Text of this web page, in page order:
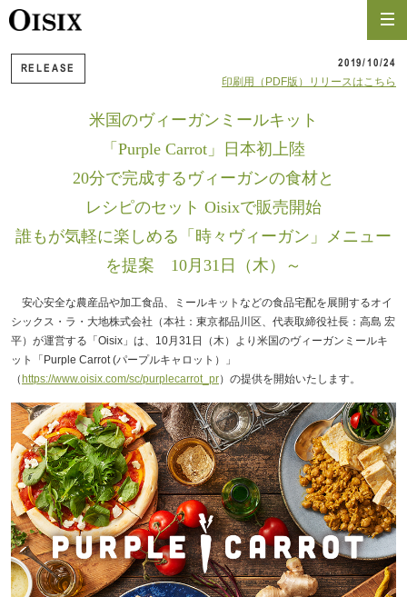
RELEASE
2019/10/24
印刷用（PDF版）リリースはこちら
米国のヴィーガンミールキット
「Purple Carrot」日本初上陸
20分で完成するヴィーガンの食材と
レシピのセット Oisixで販売開始
誰もが気軽に楽しめる「時々ヴィーガン」メニュー
を提案 10月31日（木）～
安心安全な農産品や加工食品、ミールキットなどの食品宅配を展開するオイ
シックス・ラ・大地株式会社（本社：東京都品川区、代表取締役社長：高島 宏
平）が運営する「Oisix」は、10月31日（木）より米国のヴィーガンミールキ
ット「Purple Carrot (パープルキャロット）」
（ https://www.oisix.com/sc/purplecarrot_pr）の提供を開始いたします。